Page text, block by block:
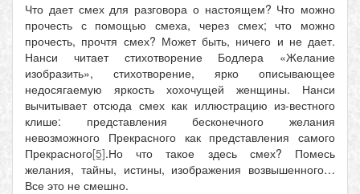
Что дает смех для разговора о настоящем? Что можно
прочесть с помощью смеха, через смех; что можно
прочесть, прочтя смех? Может быть, ничего и не дает.
Нанси читает стихотворение Бодлера «Желание
изобразить», стихотворение, ярко описывающее
недосягаемую яркость хохочущей женщины. Нанси
вычитывает отсюда смех как иллюстрацию из-вестного
клише: представления бесконечного желания
невозможного Прекрасного как представления самого
Прекрасного[5].Но что такое здесь смех? Помесь
желания, тайны, истины, изображения возвышенного…
Все это не смешно.